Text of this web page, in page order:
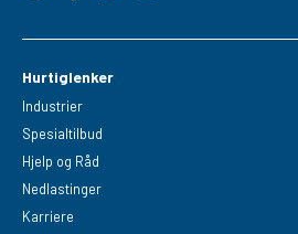
Hurtiglenker
Industrier
Spesialtilbud
Hjelp og Råd
Nedlastinger
Karriere